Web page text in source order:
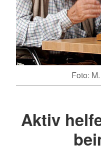
Foto:
Aktiv